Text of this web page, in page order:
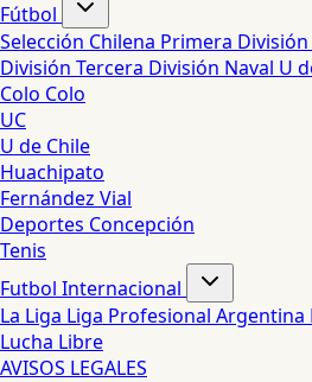
Fútbol
Selección Chilena Primera División
División Tercera División Naval U
Colo Colo
UC
U de Chile
Huachipato
Fernández Vial
Deportes Concepción
Tenis
Futbol Internacional
La Liga Liga Profesional Argentina
Lucha Libre
AVISOS LEGALES